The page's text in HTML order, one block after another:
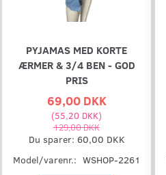
PYJAMAS MED KORTE
ÆRMER & 3/4 BEN - GOD
PRIS
69,00 DKK
(55,20 DKK)
129,00 DKK
Du sparer: 60,00 DKK
Model/varenr.: WSHOP-2261